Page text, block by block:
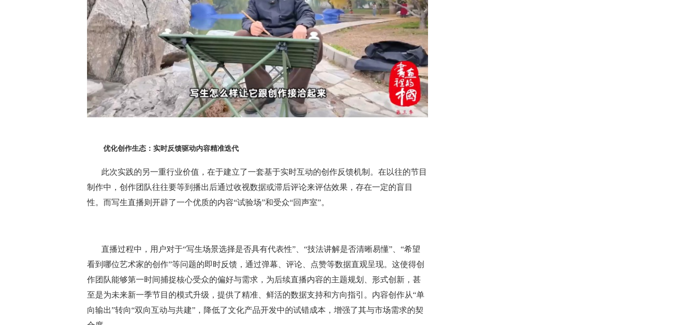
优化创作生态：实时反馈驱动内容精准迭代
此次实践的另一重行业价值，在于建立了一套基于实时互动的创作反馈机制。在以往的节目
制作中，创作团队往往要等到播出后通过收视数据或滞后评论来评估效果，存在一定的盲目
性。而写生直播则开辟了一个优质的内容“试验场”和受众“回声室”。
直播过程中，用户对于“写生场景选择是否具有代表性”、“技法讲解是否清晰易懂”、“希望
看到哪位艺术家的创作”等问题的即时反馈，通过弹幕、评论、点赞等数据直观呈现。这使得创
作团队能够第一时间捕捉核心受众的偏好与需求，为后续直播内容的主题规划、形式创新，甚
至是为未来新一季节目的模式升级，提供了精准、鲜活的数据支持和方向指引。内容创作从“单
向输出”转向“双向互动与共建”，降低了文化产品开发中的试错成本，增强了其与市场需求的契